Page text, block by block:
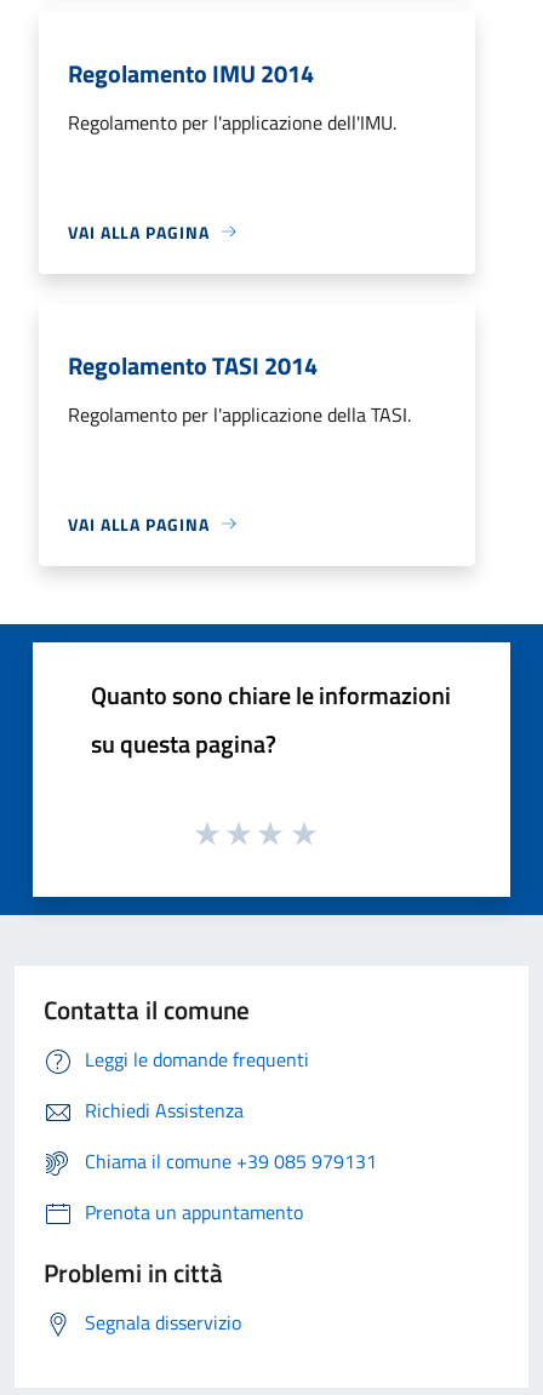
Regolamento IMU 2014
Regolamento per l'applicazione dell'IMU.
VAI ALLA PAGINA
Regolamento TASI 2014
Regolamento per l'applicazione della TASI.
VAI ALLA PAGINA
Quanto sono chiare le informazioni
su questa pagina?
Contatta il comune
Leggi le domande frequenti
Richiedi Assistenza
Chiama il comune +39 085 979131
Prenota un appuntamento
Problemi in città
Segnala disservizio